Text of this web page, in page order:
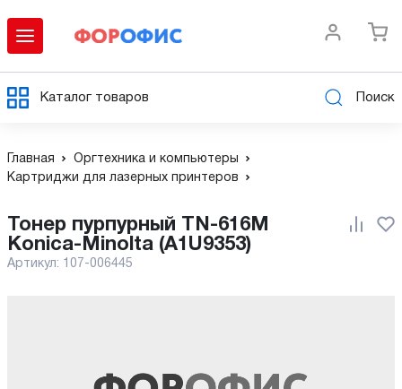
Каталог товаров Поиск
Главная
Оргтехника и компьютеры
Картриджи для лазерных принтеров
Konica-Minolta (A1U9353)
Артикул: 107-006445